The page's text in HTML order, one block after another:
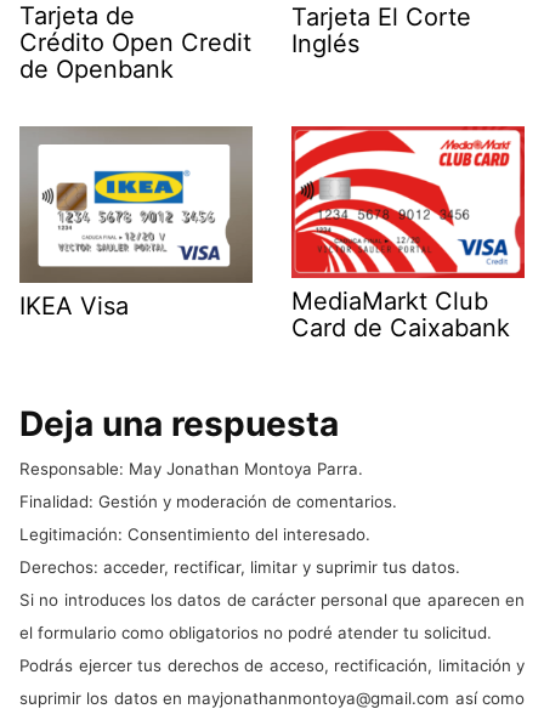
Tarjeta de
Crédito Open Credit
de Openbank
Tarjeta El Corte
Inglés
IKEA Visa
MediaMarkt Club
Card de Caixabank
Deja una respuesta
Responsable: May Jonathan Montoya Parra.
Finalidad: Gestión y moderación de comentarios.
Legitimación: Consentimiento del interesado.
Derechos: acceder, rectificar, limitar y suprimir tus datos.
Si no introduces los datos de carácter personal que aparecen en
el formulario como obligatorios no podré atender tu solicitud.
Podrás ejercer tus derechos de acceso, rectificación, limitación y
suprimir los datos en mayjonathanmontoya@gmail.com así como